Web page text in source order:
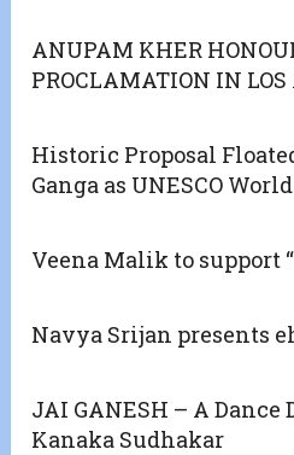
ANUPAM KHER
PROCLAMATION IN LOS
Historic Proposal
Ganga as UNESCO
Veena Malik to support
Navya Srijan presents
JAI GANESH – A Dance
Kanaka Sudhakar